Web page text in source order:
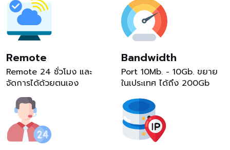
Remote
Remote 24 ชั่วโมง และ
จัดการได้ด้วยตนเอง
Bandwidth
Port 10Mb. - 10Gb. ขยาย
ในเประเทศ ได้ถึง 200Gb